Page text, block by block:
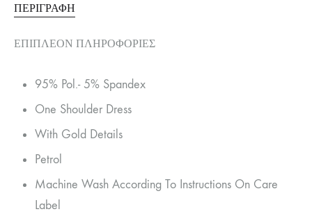
ΠΕΡΙΓΡΑΦΉ
ΕΠΙΠΛΈΟΝ ΠΛΗΡΟΦΟΡΊΕΣ
95% Pol.- 5% Spandex
One Shoulder Dress
With Gold Details
Petrol
Machine Wash According To Instructions On Care
Label